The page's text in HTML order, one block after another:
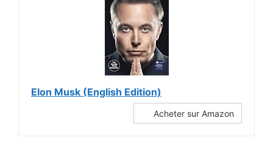
Elon Musk (English Edition)
Acheter sur Amazon